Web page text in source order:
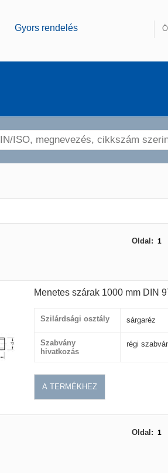
Gyors rendelés
Oldal: 1
Menetes szárak 1000 mm DIN
Szilárdsági osztály sárgaréz
Szabvány
hivatkozás
régi
A TERMÉKHEZ
Oldal: 1